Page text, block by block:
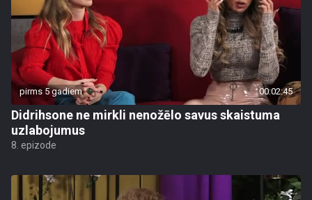
pirms 5 gadiem 00:02:45
Didrihsone ne mirkli nenožēlo savus skaistuma
uzlabojumus
8. epizode